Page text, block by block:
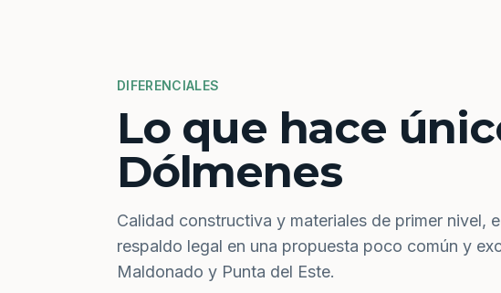
DIFERENCIALES
Lo que hace
Dólmenes
Calidad constructiva y materiales de primer nivel,
respaldo legal en una propuesta poco común y
Maldonado y Punta del Este.